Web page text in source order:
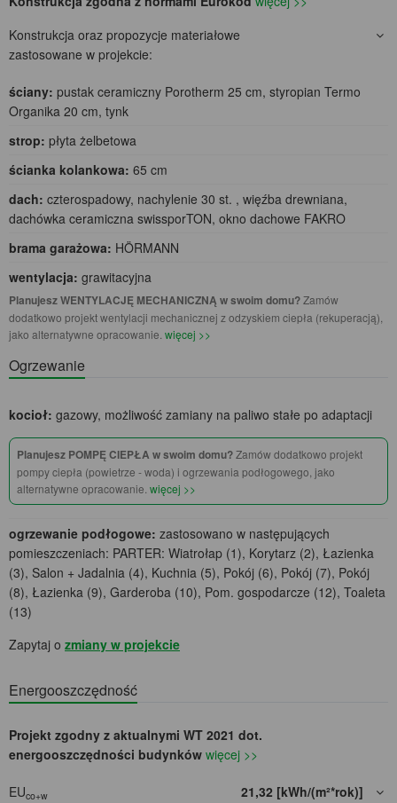
Konstrukcja oraz propozycje materiałowe
zastosowane w projekcie:
ściany: pustak ceramiczny Porotherm 25 cm, styropian Termo
Organika 20 cm, tynk
strop: płyta żelbetowa
ścianka kolankowa: 65 cm
dach: czterospadowy, nachylenie 30 st. , więźba drewniana,
dachówka ceramiczna swissporTON, okno dachowe FAKRO
brama garażowa: HÖRMANN
wentylacja: grawitacyjna
Planujesz WENTYLACJĘ MECHANICZNĄ w swoim domu?Zamów
dodatkowo projekt wentylacji mechanicznej z odzyskiem ciepła (rekuperacją),
jako alternatywne opracowanie. więcej >>
Ogrzewanie
kocioł: gazowy, możliwość zamiany na paliwo stałe po adaptacji
Planujesz POMPĘ CIEPŁA w swoim domu?Zamów dodatkowo projekt
pompy ciepła (powietrze - woda) i ogrzewania podłogowego, jako
alternatywne opracowanie. więcej >>
ogrzewanie podłogowe: zastosowano w następujących
pomieszczeniach: PARTER: Wiatrołap (1), Korytarz (2), Łazienka
(3), Salon + Jadalnia (4), Kuchnia (5), Pokój (6), Pokój (7), Pokój
(8), Łazienka (9), Garderoba (10), Pom. gospodarcze (12), Toaleta
(13)
Zapytaj o zmiany w projekcie
Energooszczędność
Projekt zgodny z aktualnymi WT 2021 dot.
energooszczędności budynków więcej >>
EUco+w
21,32 [kWh/(m²*rok)]